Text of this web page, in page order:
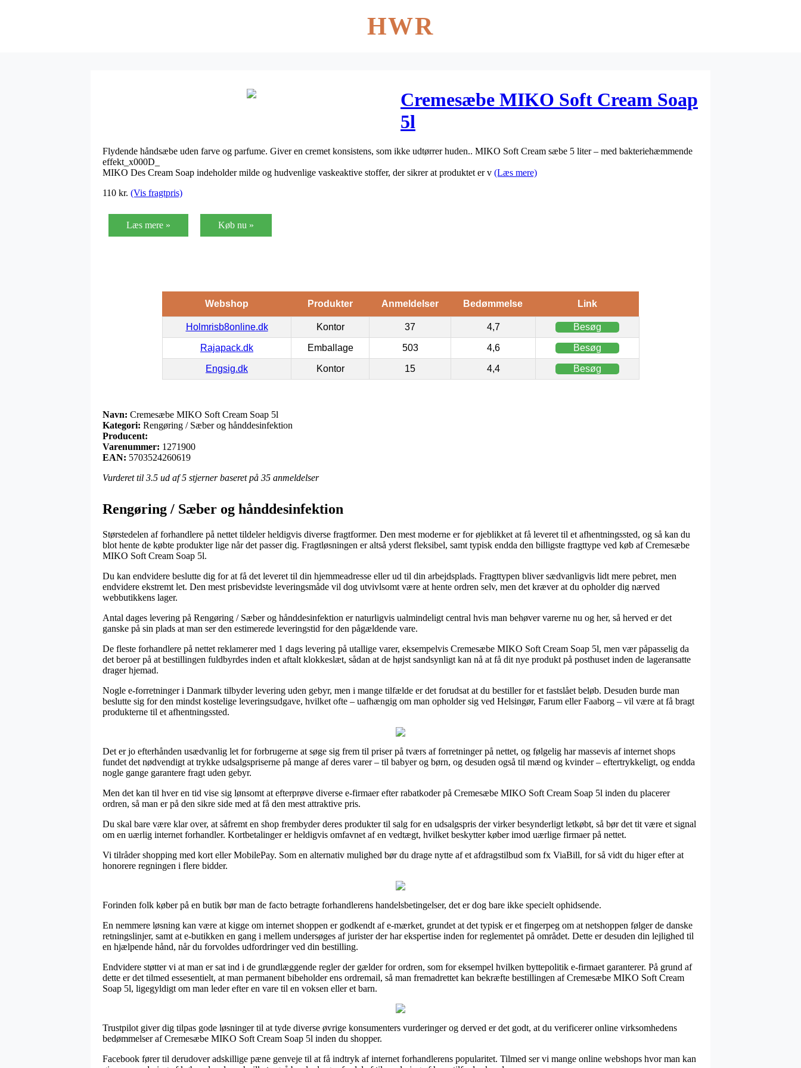
HWR
Cremesæbe MIKO Soft Cream Soap
5l
Flydende håndsæbe uden farve og parfume. Giver en cremet konsistens, som ikke udtørrer huden.. MIKO Soft Cream sæbe 5 liter – med bakteriehæmmende
effekt_x000D_
MIKO Des Cream Soap indeholder milde og hudvenlige vaskeaktive stoffer, der sikrer at produktet er v (Læs mere)
110 kr. (Vis fragtpris)
Læs mere » Køb nu »
Webshop Produkter Anmeldelser Bedømmelse Link
Holmrisb8online.dk Kontor 37 4,7 Besøg
Rajapack.dk Emballage 503 4,6 Besøg
Engsig.dk Kontor 15 4,4 Besøg
Navn: Cremesæbe MIKO Soft Cream Soap 5l
Kategori: Rengøring / Sæber og hånddesinfektion
Producent:
Varenummer: 1271900
EAN: 5703524260619
Vurderet til 3.5 ud af 5 stjerner baseret på 35 anmeldelser
Rengøring / Sæber og hånddesinfektion
Størstedelen af forhandlere på nettet tildeler heldigvis diverse fragtformer. Den mest moderne er for øjeblikket at få leveret til et afhentningssted, og så kan du
blot hente de købte produkter lige når det passer dig. Fragtløsningen er altså yderst fleksibel, samt typisk endda den billigste fragttype ved køb af Cremesæbe
MIKO Soft Cream Soap 5l.
Du kan endvidere beslutte dig for at få det leveret til din hjemmeadresse eller ud til din arbejdsplads. Fragttypen bliver sædvanligvis lidt mere pebret, men
endvidere ekstremt let. Den mest prisbevidste leveringsmåde vil dog utvivlsomt være at hente ordren selv, men det kræver at du opholder dig nærved
webbutikkens lager.
Antal dages levering på Rengøring / Sæber og hånddesinfektion er naturligvis ualmindeligt central hvis man behøver varerne nu og her, så herved er det
ganske på sin plads at man ser den estimerede leveringstid for den pågældende vare.
De fleste forhandlere på nettet reklamerer med 1 dags levering på utallige varer, eksempelvis Cremesæbe MIKO Soft Cream Soap 5l, men vær påpasselig da
det beroer på at bestillingen fuldbyrdes inden et aftalt klokkeslæt, sådan at de højst sandsynligt kan nå at få dit nye produkt på posthuset inden de lageransatte
drager hjemad.
Nogle e-forretninger i Danmark tilbyder levering uden gebyr, men i mange tilfælde er det forudsat at du bestiller for et fastslået beløb. Desuden burde man
beslutte sig for den mindst kostelige leveringsudgave, hvilket ofte – uafhængig om man opholder sig ved Helsingør, Farum eller Faaborg – vil være at få bragt
produkterne til et afhentningssted.
Det er jo efterhånden usædvanlig let for forbrugerne at søge sig frem til priser på tværs af forretninger på nettet, og følgelig har massevis af internet shops
fundet det nødvendigt at trykke udsalgspriserne på mange af deres varer – til babyer og børn, og desuden også til mænd og kvinder – eftertrykkeligt, og endda
nogle gange garantere fragt uden gebyr.
Men det kan til hver en tid vise sig lønsomt at efterprøve diverse e-firmaer efter rabatkoder på Cremesæbe MIKO Soft Cream Soap 5l inden du placerer
ordren, så man er på den sikre side med at få den mest attraktive pris.
Du skal bare være klar over, at såfremt en shop frembyder deres produkter til salg for en udsalgspris der virker besynderligt letkøbt, så bør det tit være et signal
om en uærlig internet forhandler. Kortbetalinger er heldigvis omfavnet af en vedtægt, hvilket beskytter køber imod uærlige firmaer på nettet.
Vi tilråder shopping med kort eller MobilePay. Som en alternativ mulighed bør du drage nytte af et afdragstilbud som fx ViaBill, for så vidt du higer efter at
honorere regningen i flere bidder.
Forinden folk køber på en butik bør man de facto betragte forhandlerens handelsbetingelser, det er dog bare ikke specielt ophidsende.
En nemmere løsning kan være at kigge om internet shoppen er godkendt af e-mærket, grundet at det typisk er et fingerpeg om at netshoppen følger de danske
retningslinjer, samt at e-butikken en gang i mellem undersøges af jurister der har ekspertise inden for reglementet på området. Dette er desuden din lejlighed til
en hjælpende hånd, når du forvoldes udfordringer ved din bestilling.
Endvidere støtter vi at man er sat ind i de grundlæggende regler der gælder for ordren, som for eksempel hvilken byttepolitik e-firmaet garanterer. På grund af
dette er det tilmed essesentielt, at man permanent bibeholder ens ordremail, så man fremadrettet kan bekræfte bestillingen af Cremesæbe MIKO Soft Cream
Soap 5l, ligegyldigt om man leder efter en vare til en voksen eller et barn.
Trustpilot giver dig tilpas gode løsninger til at tyde diverse øvrige konsumenters vurderinger og derved er det godt, at du verificerer online virksomhedens
bedømmelser af Cremesæbe MIKO Soft Cream Soap 5l inden du shopper.
Facebook fører til derudover adskillige pæne genveje til at få indtryk af internet forhandlerens popularitet. Tilmed ser vi mange online webshops hvor man kan